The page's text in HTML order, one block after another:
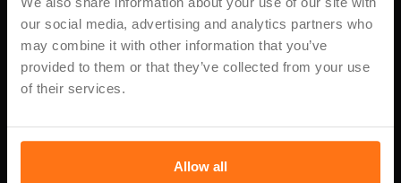
our social media, advertising and analytics partners who
may combine it with other information that you’ve
provided to them or that they’ve collected from your use
of their services.
Allow all
Exportera leverantörs- och frågeformulärsdata
för rapportering och dokumentation.
Ge juridik- och compliance-team en gemensam
Spara historiska svar för att visa utvecklingen över